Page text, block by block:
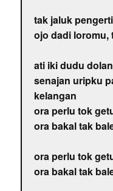
tak jaluk
ojo dadi loromu,
ati iki dudu
senajan uripku
kelangan
ora perlu tok
ora bakal tak
ora perlu tok
ora bakal tak